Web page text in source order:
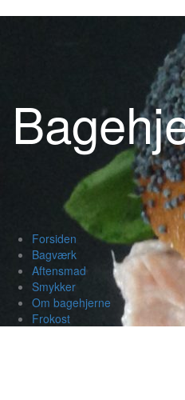
Forsiden
Bagværk
Aftensmad
Smykker
Om bagehjerne
Frokost